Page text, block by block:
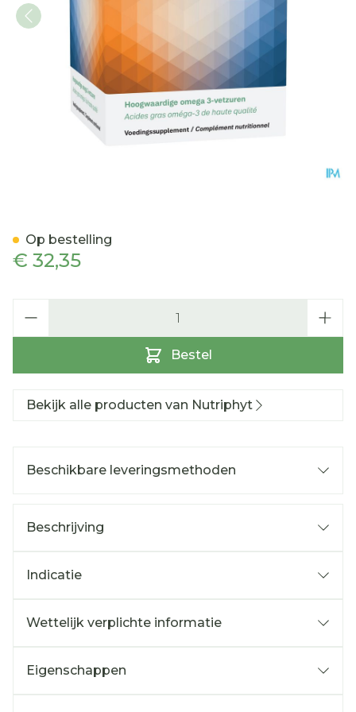
€ 32,35
Bestel
Op bestelling
Bekijk alle producten van Nutriphyt
Beschikbare leveringsmethoden
Beschrijving
Indicatie
Wettelijk verplichte informatie
Eigenschappen